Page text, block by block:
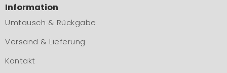
Information
Umtausch & Rückgabe
Versand & Lieferung
Kontakt